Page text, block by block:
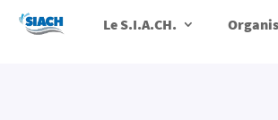
Le S.I.A.CH.